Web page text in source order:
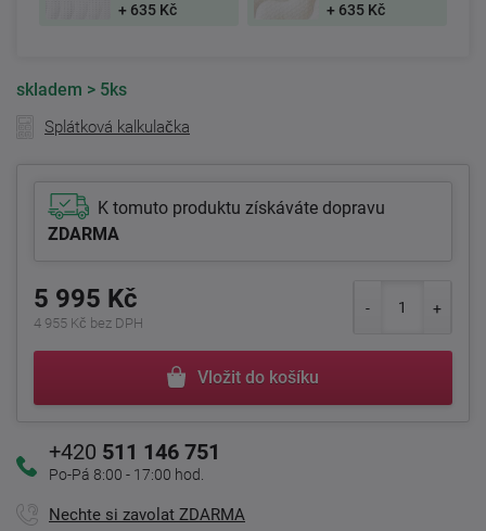
+ 635 Kč
+ 635 Kč
skladem > 5ks
Splátková kalkulačka
K tomuto produktu získáváte dopravu
ZDARMA
5 995 Kč
4 955 Kč bez DPH
Vložit do košíku
+420 511 146 751
Po-Pá 8:00 - 17:00 hod.
Nechte si zavolat ZDARMA